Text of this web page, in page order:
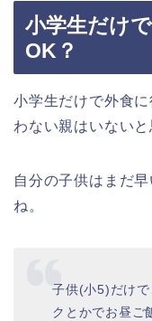
小学生だけ
OK？
小学生だけで外食
わない親はいないと
自分の子供はまだ
ね。
子供(小5)だけ
クとかでお昼ご